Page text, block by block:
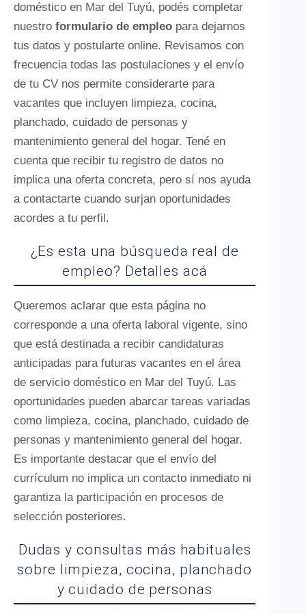
doméstico en Mar del Tuyú, podés completar
nuestro formulario de empleo para dejarnos
tus datos y postularte online. Revisamos con
frecuencia todas las postulaciones y el envío
de tu CV nos permite considerarte para
vacantes que incluyen limpieza, cocina,
planchado, cuidado de personas y
mantenimiento general del hogar. Tené en
cuenta que recibir tu registro de datos no
implica una oferta concreta, pero sí nos ayuda
a contactarte cuando surjan oportunidades
acordes a tu perfil.
¿Es esta una búsqueda real de
empleo? Detalles acá
Queremos aclarar que esta página no
corresponde a una oferta laboral vigente, sino
que está destinada a recibir candidaturas
anticipadas para futuras vacantes en el área
de servicio doméstico en Mar del Tuyú. Las
oportunidades pueden abarcar tareas variadas
como limpieza, cocina, planchado, cuidado de
personas y mantenimiento general del hogar.
Es importante destacar que el envío del
currículum no implica un contacto inmediato ni
garantiza la participación en procesos de
selección posteriores.
Dudas y consultas más habituales
sobre limpieza, cocina, planchado
y cuidado de personas